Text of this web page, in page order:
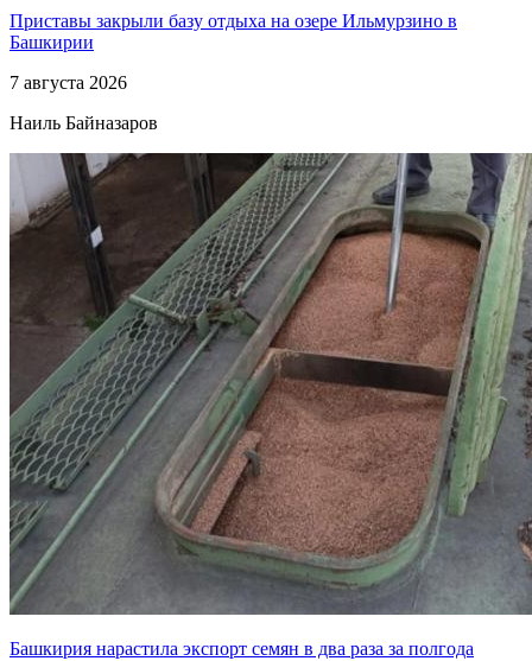
Приставы закрыли базу отдыха на озере Ильмурзино в
Башкирии
7 августа 2026
Наиль Байназаров
Башкирия нарастила экспорт семян в два раза за полгода